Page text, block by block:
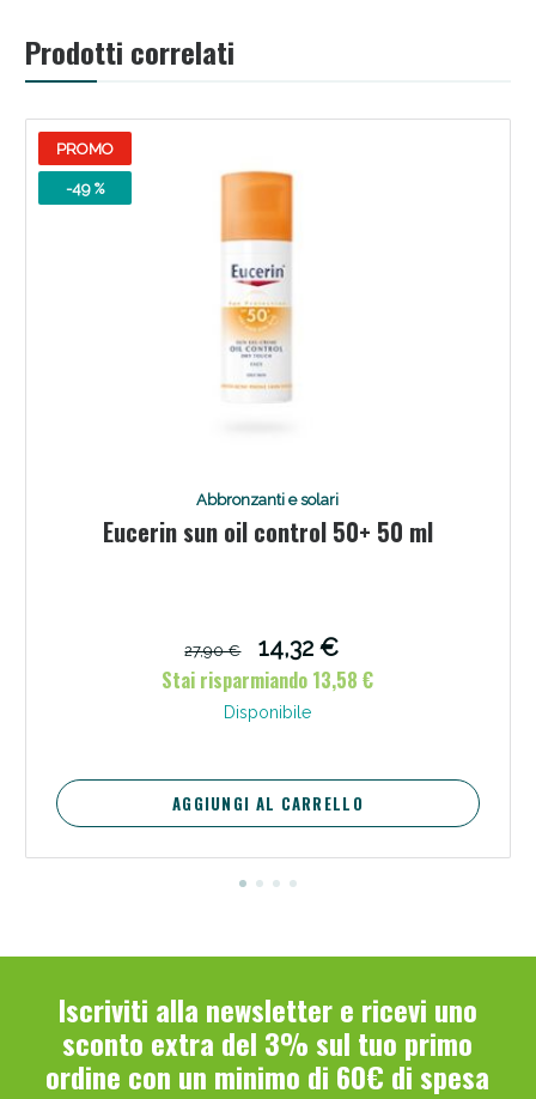
Prodotti correlati
PROMO
-49 %
Abbronzanti e solari
Eucerin sun oil control 50+ 50 ml
27,90 €
14,32 €
Stai risparmiando 13,58 €
Disponibile
AGGIUNGI AL CARRELLO
Iscriviti alla newsletter e ricevi uno
sconto extra del 3% sul tuo primo
ordine con un minimo di 60€ di spesa
Scopri le offerte di Oggi